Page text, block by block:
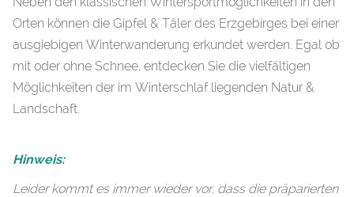
Orten können die Gipfel & Täler des Erzgebirges bei einer
ausgiebigen Winterwanderung erkundet werden. Egal ob
mit oder ohne Schnee, entdecken Sie die vielfältigen
Möglichkeiten der im Winterschlaf liegenden Natur &
Landschaft.
Hinweis:
Leider kommt es immer wieder vor, dass die präparierten